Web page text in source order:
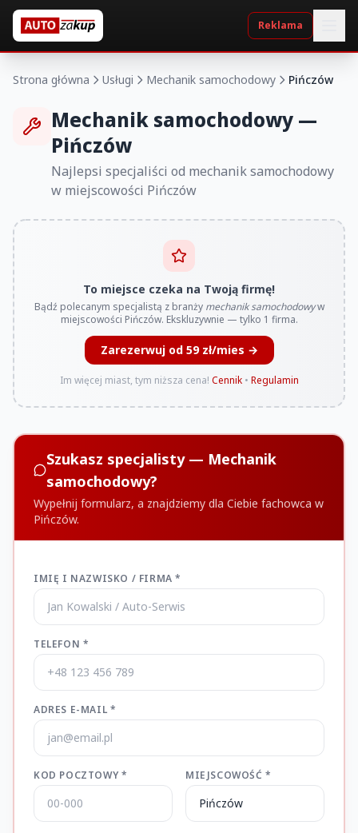
Reklama
Strona główna Usługi Mechanik samochodowy Pińczów
Mechanik samochodowy —
Pińczów
Najlepsi specjaliści od mechanik samochodowy
w miejscowości Pińczów
To miejsce czeka na Twoją firmę!
Bądź polecanym specjalistą z branży mechanik samochodowyw
miejscowości Pińczów. Ekskluzywnie — tylko 1 firma.
Zarezerwuj od 59 zł/mies →
Im więcej miast, tym niższa cena! Cennik• Regulamin
Szukasz specjalisty — Mechanik
samochodowy?
Wypełnij formularz, a znajdziemy dla Ciebie fachowca w
Pińczów.
IMIĘ I NAZWISKO / FIRMA *
TELEFON *
ADRES E-MAIL *
KOD POCZTOWY * MIEJSCOWOŚĆ *